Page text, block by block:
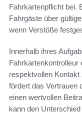
Fahrkartenpflicht bei.
Fahrgäste über
wenn Verstöße
Innerhalb ihres
Fahrkartenkontrolleur
respektvollen
fördert das Vertrauen
einen wertvollen
kann den